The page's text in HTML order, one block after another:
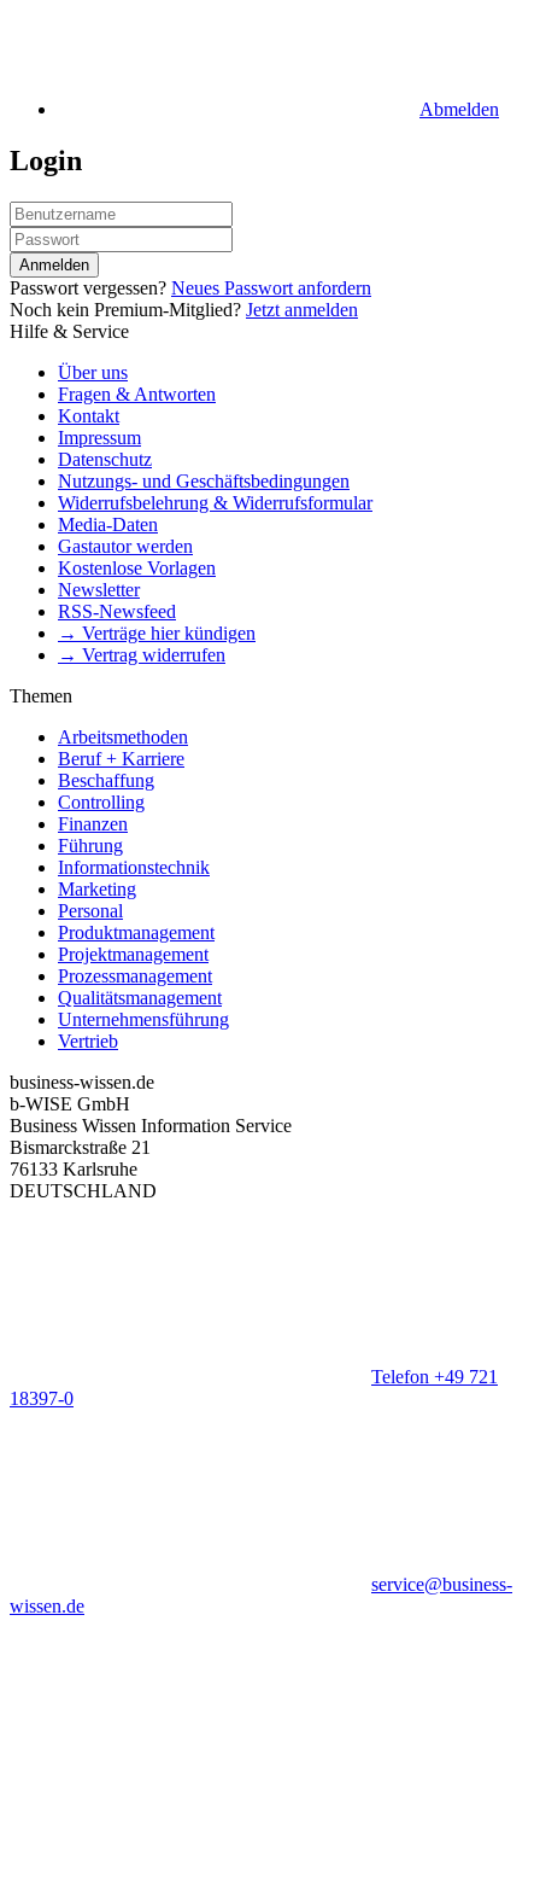
Abmelden
Login
Anmelden
Passwort vergessen? Neues Passwort anfordern
Noch kein Premium-Mitglied? Jetzt anmelden
Hilfe & Service
Über uns
Fragen & Antworten
Kontakt
Impressum
Datenschutz
Nutzungs- und Geschäftsbedingungen
Widerrufsbelehrung & Widerrufsformular
Media-Daten
Gastautor werden
Kostenlose Vorlagen
Newsletter
RSS-Newsfeed
→ Verträge hier kündigen
→ Vertrag widerrufen
Themen
Arbeitsmethoden
Beruf + Karriere
Beschaffung
Controlling
Finanzen
Führung
Informationstechnik
Marketing
Personal
Produktmanagement
Projektmanagement
Prozessmanagement
Qualitätsmanagement
Unternehmensführung
Vertrieb
business-wissen.de
b-WISE GmbH
Business Wissen Information Service
Bismarckstraße 21
76133 Karlsruhe
DEUTSCHLAND
Telefon +49 721
18397-0
service@business-
wissen.de